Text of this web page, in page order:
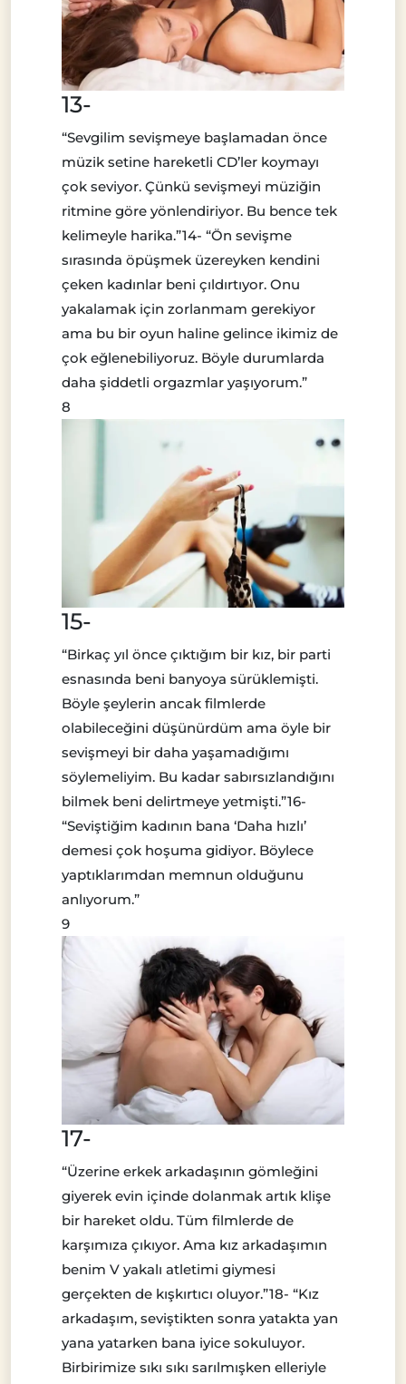
13-
“Sevgilim sevişmeye başlamadan önce
müzik setine hareketli CD’ler koymayı
çok seviyor. Çünkü sevişmeyi müziğin
ritmine göre yönlendiriyor. Bu bence tek
kelimeyle harika.”14- “Ön sevişme
sırasında öpüşmek üzereyken kendini
çeken kadınlar beni çıldırtıyor. Onu
yakalamak için zorlanmam gerekiyor
ama bu bir oyun haline gelince ikimiz de
çok eğlenebiliyoruz. Böyle durumlarda
daha şiddetli orgazmlar yaşıyorum.”
8
15-
“Birkaç yıl önce çıktığım bir kız, bir parti
esnasında beni banyoya sürüklemişti.
Böyle şeylerin ancak filmlerde
olabileceğini düşünürdüm ama öyle bir
sevişmeyi bir daha yaşamadığımı
söylemeliyim. Bu kadar sabırsızlandığını
bilmek beni delirtmeye yetmişti.”16-
“Seviştiğim kadının bana ‘Daha hızlı’
demesi çok hoşuma gidiyor. Böylece
yaptıklarımdan memnun olduğunu
anlıyorum.”
9
17-
“Üzerine erkek arkadaşının gömleğini
giyerek evin içinde dolanmak artık klişe
bir hareket oldu. Tüm filmlerde de
karşımıza çıkıyor. Ama kız arkadaşımın
benim V yakalı atletimi giymesi
gerçekten de kışkırtıcı oluyor.”18- “Kız
arkadaşım, seviştikten sonra yatakta yan
yana yatarken bana iyice sokuluyor.
Birbirimize sıkı sıkı sarılmışken elleriyle